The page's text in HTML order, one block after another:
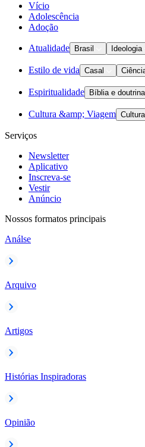
Vício
Adolescência
Adoção
Atualidade Brasil Ideologia
Estilo de vida Casal
Espiritualidade Bíblia e doutrina
Cultura &amp; Viagem Cultura
Serviços
Newsletter
Aplicativo
Inscreva-se
Vestir
Anúncio
Nossos formatos principais
Análse
Arquivo
Artigos
Histórias Inspiradoras
Opinião